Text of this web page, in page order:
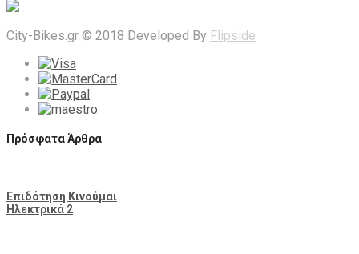
City-Bikes.gr © 2018 Developed By Flipside
Πρόσφατα Άρθρα
Επιδότηση Κινούμαι
Ηλεκτρικά 2